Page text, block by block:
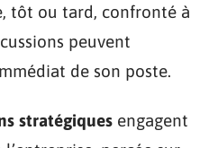
tôt ou tard, confronté à
peuvent
de son poste.
stratégiques engagent